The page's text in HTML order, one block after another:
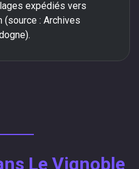
expédiés vers
(source : Archives
Le Vignoble